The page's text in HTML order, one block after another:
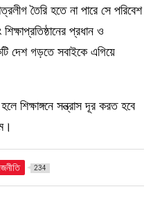
তৈরি হতে না পারে সে পরিবেশ
প্রধান ও
দেশ গড়তে সবাইকে এগিয়ে
শিক্ষাঙ্গনে সন্ত্রাস দূর করত হবে
234